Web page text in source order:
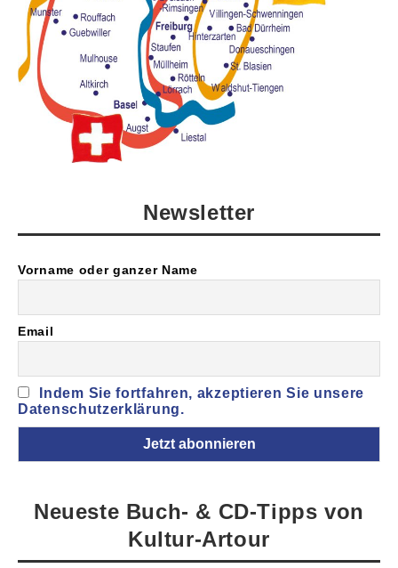
Newsletter
Vorname oder ganzer Name
Email
Indem Sie fortfahren, akzeptieren Sie unsere
Datenschutzerklärung.
Neueste Buch- & CD-Tipps von
Kultur-Artour